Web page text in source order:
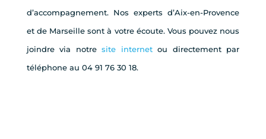
d’accompagnement. Nos experts d’Aix-en-Provence
et de Marseille sont à votre écoute. Vous pouvez nous
joindre via notresite internetou directement par
téléphone au 04 91 76 30 18.